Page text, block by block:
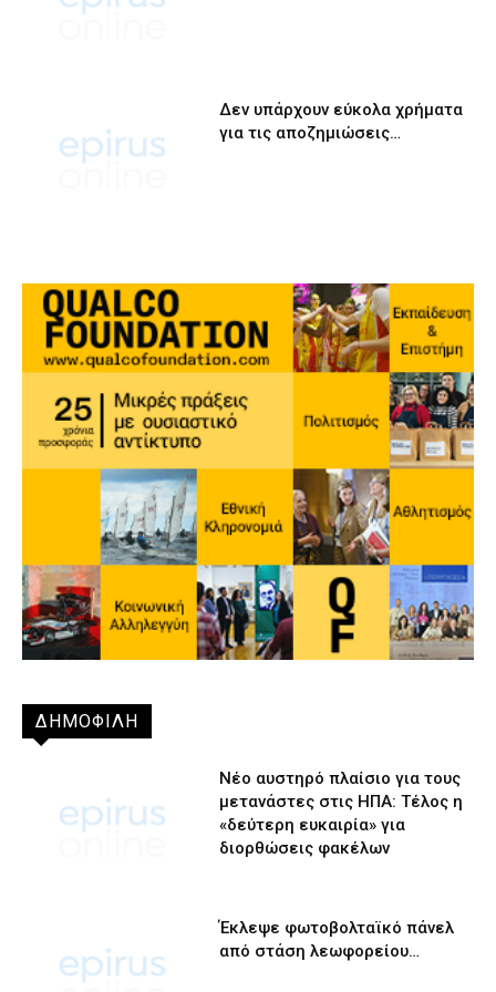
Δεν υπάρχουν εύκολα χρήματα
για τις αποζημιώσεις…
ΔΗΜΟΦΙΛΗ
Νέο αυστηρό πλαίσιο για τους
μετανάστες στις ΗΠΑ: Τέλος η
«δεύτερη ευκαιρία» για
διορθώσεις φακέλων
Έκλεψε φωτοβολταϊκό πάνελ
από στάση λεωφορείου…